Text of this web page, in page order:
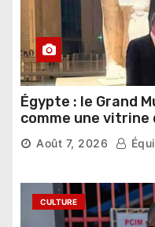
Égypte : le Grand
comme une vitrine
pharaonique
étrangers
Août 7, 2026
CULTURE